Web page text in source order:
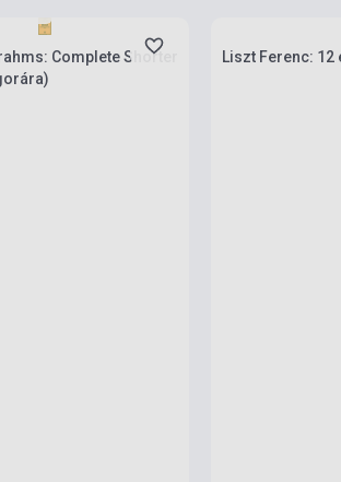
Complete Shorter
Liszt Ferenc: 12